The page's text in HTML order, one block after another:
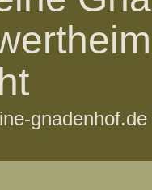
gnadenhof.de